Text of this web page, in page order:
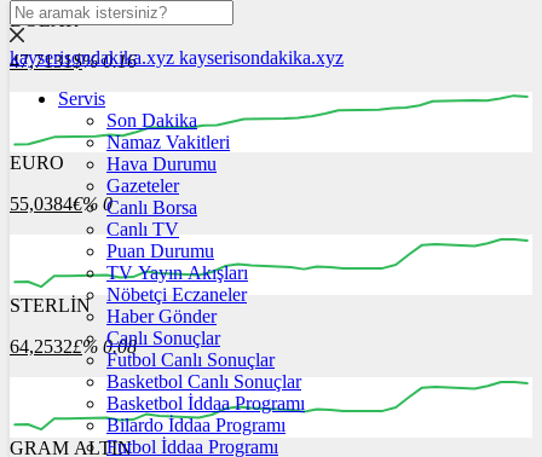
DOLAR
47,7131$% 0.16
00:00 00:00
EURO
55,0384€% 0
00:00 00:00 00:00
STERLİN
64,2532£% 0.08
GRAM ALTIN
kayserisondakika.xyz kayserisondakika.xyz
Servis
Son Dakika
Namaz Vakitleri
Hava Durumu
Gazeteler
Canlı Borsa
Canlı TV
Puan Durumu
TV Yayın Akışları
Nöbetçi Eczaneler
Haber Gönder
Canlı Sonuçlar
Futbol Canlı Sonuçlar
Basketbol Canlı Sonuçlar
Basketbol İddaa Programı
Bilardo İddaa Programı
Futbol İddaa Programı